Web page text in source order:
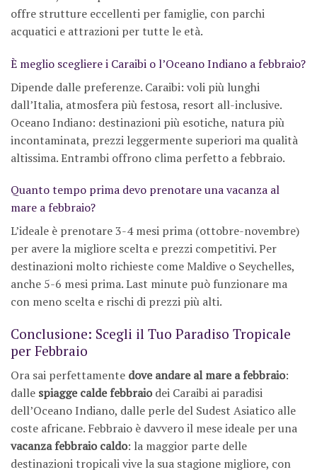
offre strutture eccellenti per famiglie, con parchi
acquatici e attrazioni per tutte le età.
È meglio scegliere i Caraibi o l’Oceano Indiano a febbraio?
Dipende dalle preferenze. Caraibi: voli più lunghi
dall’Italia, atmosfera più festosa, resort all-inclusive.
Oceano Indiano: destinazioni più esotiche, natura più
incontaminata, prezzi leggermente superiori ma qualità
altissima. Entrambi offrono clima perfetto a febbraio.
Quanto tempo prima devo prenotare una vacanza al
mare a febbraio?
L’ideale è prenotare 3-4 mesi prima (ottobre-novembre)
per avere la migliore scelta e prezzi competitivi. Per
destinazioni molto richieste come Maldive o Seychelles,
anche 5-6 mesi prima. Last minute può funzionare ma
con meno scelta e rischi di prezzi più alti.
Conclusione: Scegli il Tuo Paradiso Tropicale
per Febbraio
Ora sai perfettamente dove andare al mare a febbraio:
dalle spiagge calde febbraiodei Caraibi ai paradisi
dell’Oceano Indiano, dalle perle del Sudest Asiatico alle
coste africane. Febbraio è davvero il mese ideale per una
vacanza febbraio caldo: la maggior parte delle
destinazioni tropicali vive la sua stagione migliore, con